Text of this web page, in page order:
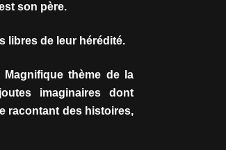
son père.
libres de leur hérédité.
thème de la
imaginaires dont
racontant des histoires,